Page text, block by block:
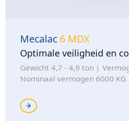
Mecalac 6 MDX
Optimale veiligheid en
Gewicht 4,7 - 4,9 ton
Nominaal vermogen 6000 KG